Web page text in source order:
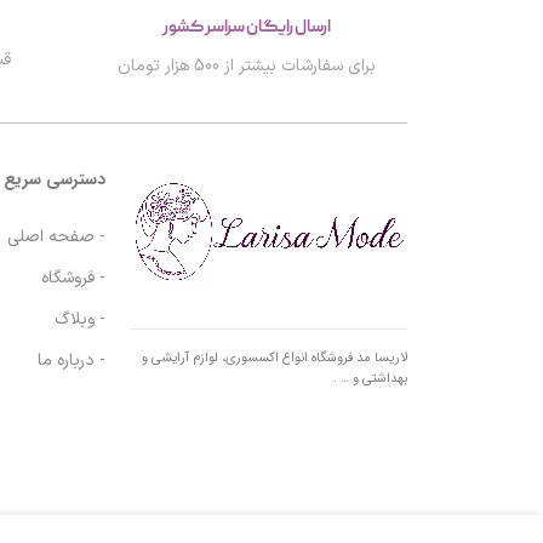
ارسال رایگان سراسر کشور
برای سفارشات بیشتر از 500 هزار تومان
لاریسا مد فروشگاه انواع اکسسوری، لوازم آرایشی و
بهداشتی و … .
دسترسی سریع
- صفحه اصلی
- فروشگاه
- وبلاگ
- درباره ما